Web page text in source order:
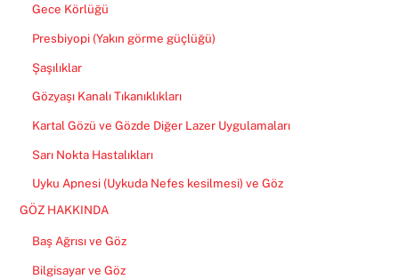
Gece Körlüğü
Presbiyopi (Yakın görme güçlüğü)
Şaşılıklar
Gözyaşı Kanalı Tıkanıklıkları
Kartal Gözü ve Gözde Diğer Lazer Uygulamaları
Sarı Nokta Hastalıkları
Uyku Apnesi (Uykuda Nefes kesilmesi) ve Göz
GÖZ HAKKINDA
Baş Ağrısı ve Göz
Bilgisayar ve Göz